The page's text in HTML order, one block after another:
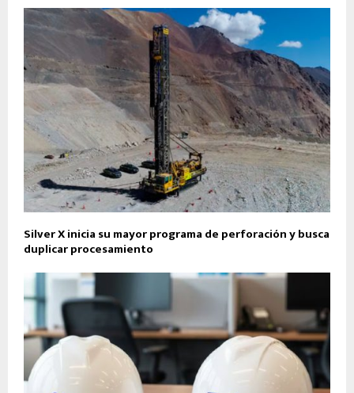
Silver X inicia su mayor programa de perforación y busca
duplicar procesamiento